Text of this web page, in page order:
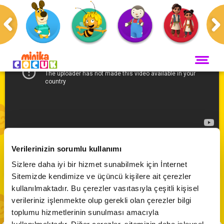
Verilerinizin sorumlu kullanımı
Sizlere daha iyi bir hizmet sunabilmek için İnternet
Sitemizde kendimize ve üçüncü kişilere ait çerezler
kullanılmaktadır. Bu çerezler vasıtasıyla çeşitli kişisel
verileriniz işlenmekte olup gerekli olan çerezler bilgi
toplumu hizmetlerinin sunulması amacıyla
ANA SAYFA
Maceracı Yüzgeçler
Bi' Adada Bi' Arada
Arı Maya
Çupi
Akika ve Sahara
VİDEO
CANLI YAYIN
Anasayfa
Kuzugiller | 14. Bölüm
Abone Ol